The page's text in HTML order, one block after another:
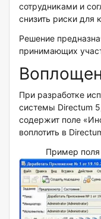
сотрудниками и
снизить риски для
Решение
принимающих
При разработке
системы Directum
содержит поле
воплотить в
Пример